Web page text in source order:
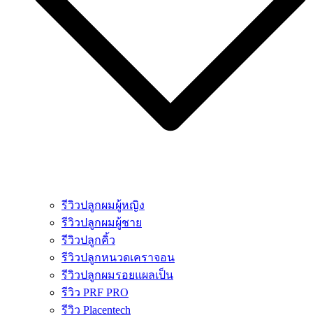
รีวิวปลูกผมผู้หญิง
รีวิวปลูกผมผู้ชาย
รีวิวปลูกคิ้ว
รีวิวปลูกหนวดเคราจอน
รีวิวปลูกผมรอยแผลเป็น
รีวิว PRF PRO
รีวิว Placentech